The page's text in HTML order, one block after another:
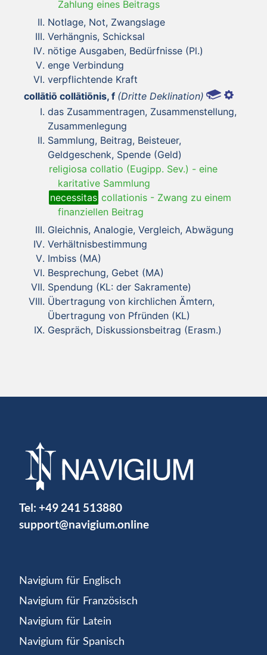
Zahlung eines Beitrags
Notlage, Not, Zwangslage
Verhängnis, Schicksal
nötige Ausgaben, Bedürfnisse (Pl.)
enge Verbindung
verpflichtende Kraft
collātiō collātiōnis, f (Dritte Deklination)
das Zusammentragen, Zusammenstellung,
Zusammenlegung
Sammlung, Beitrag, Beisteuer,
Geldgeschenk, Spende (Geld)
religiosa collatio (Eugipp. Sev.) - eine
karitative Sammlung
necessitas collationis - Zwang zu einem
finanziellen Beitrag
Gleichnis, Analogie, Vergleich, Abwägung
Verhältnisbestimmung
Imbiss (MA)
Besprechung, Gebet (MA)
Spendung (KL: der Sakramente)
Übertragung von kirchlichen Ämtern,
Übertragung von Pfründen (KL)
Gespräch, Diskussionsbeitrag (Erasm.)
Tel: +49 241 513880
support@navigium.online
Navigium für Englisch
Navigium für Französisch
Navigium für Latein
Navigium für Spanisch